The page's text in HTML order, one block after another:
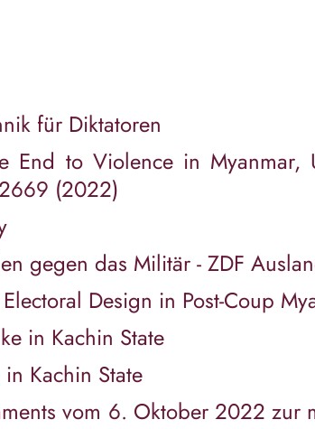
für Diktatoren
End to Violence in Myanmar,
(2022)
gegen das Militär - ZDF
Design in Post-Coup
in Kachin State
Kachin State
vom 6. Oktober 2022 zur